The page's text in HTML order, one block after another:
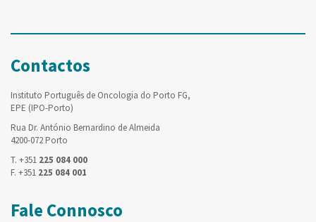
Contactos
Instituto Português de Oncologia do Porto FG,
EPE (IPO-Porto)
Rua Dr. António Bernardino de Almeida
4200-072 Porto
T. +351 225 084 000
F. +351 225 084 001
Fale Connosco